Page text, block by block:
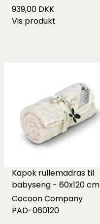
939,00 DKK
Vis produkt
Kapok rullemadras til
babyseng - 60x120 cm
Cocoon Company
PAD-060120